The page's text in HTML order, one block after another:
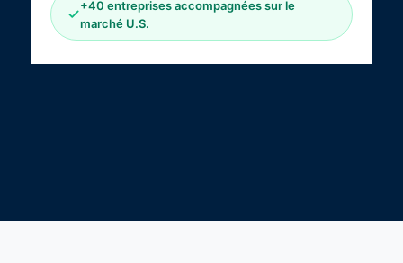
+40 entreprises accompagnées sur le
marché U.S.